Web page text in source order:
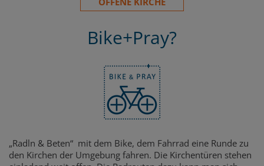
Bike+Pray?
„Radln & Beten“ mit dem Bike, dem Fahrrad eine Runde zu
den Kirchen der Umgebung fahren. Die Kirchentüren stehen